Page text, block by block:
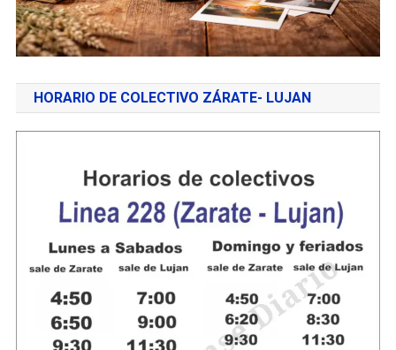
HORARIO DE COLECTIVO ZÁRATE- LUJAN